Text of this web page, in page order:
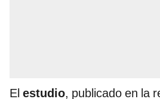
El estudio, publicado en la